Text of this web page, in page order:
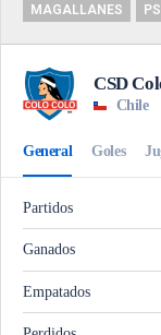
MAGALLANES